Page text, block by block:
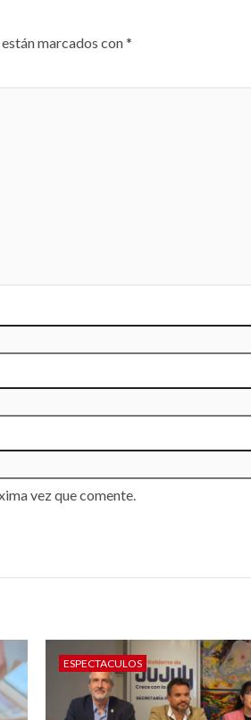
marcados con*
vez que comente.
ESPECTACULOS